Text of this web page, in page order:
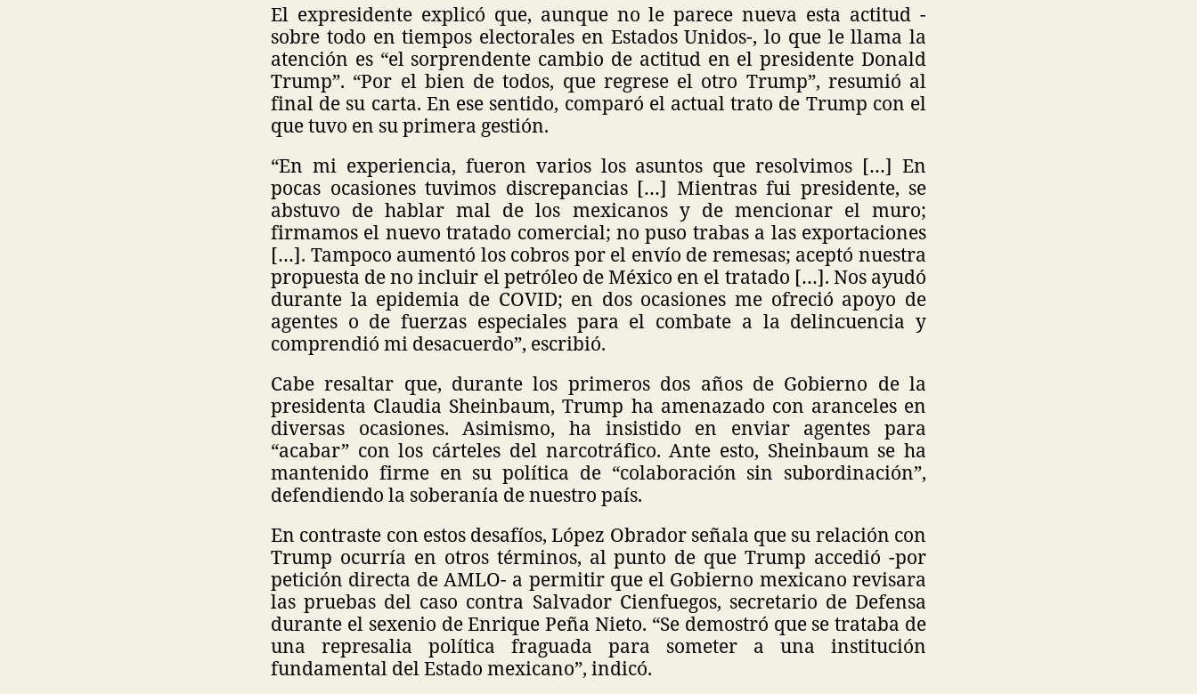
El expresidente explicó que, aunque no le parece nueva esta actitud -
sobre todo en tiempos electorales en Estados Unidos-, lo que le llama la
atención es “el sorprendente cambio de actitud en el presidente Donald
Trump”. “Por el bien de todos, que regrese el otro Trump”, resumió al
final de su carta. En ese sentido, comparó el actual trato de Trump con el
que tuvo en su primera gestión.
“En mi experiencia, fueron varios los asuntos que resolvimos […] En
pocas ocasiones tuvimos discrepancias […] Mientras fui presidente, se
abstuvo de hablar mal de los mexicanos y de mencionar el muro;
firmamos el nuevo tratado comercial; no puso trabas a las exportaciones
[…]. Tampoco aumentó los cobros por el envío de remesas; aceptó nuestra
propuesta de no incluir el petróleo de México en el tratado […]. Nos ayudó
durante la epidemia de COVID; en dos ocasiones me ofreció apoyo de
agentes o de fuerzas especiales para el combate a la delincuencia y
comprendió mi desacuerdo”, escribió.
Cabe resaltar que, durante los primeros dos años de Gobierno de la
presidenta Claudia Sheinbaum, Trump ha amenazado con aranceles en
diversas ocasiones. Asimismo, ha insistido en enviar agentes para
“acabar” con los cárteles del narcotráfico. Ante esto, Sheinbaum se ha
mantenido firme en su política de “colaboración sin subordinación”,
defendiendo la soberanía de nuestro país.
En contraste con estos desafíos, López Obrador señala que su relación con
Trump ocurría en otros términos, al punto de que Trump accedió -por
petición directa de AMLO- a permitir que el Gobierno mexicano revisara
las pruebas del caso contra Salvador Cienfuegos, secretario de Defensa
durante el sexenio de Enrique Peña Nieto. “Se demostró que se trataba de
una represalia política fraguada para someter a una institución
fundamental del Estado mexicano”, indicó.